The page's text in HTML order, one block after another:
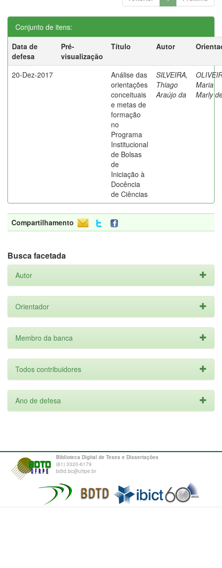
Conjunto de itens:
Data de
defesa
Pré-
visualização
Título Autor
20-Dez-2017
Análise das
orientações
conceituais
e metas de
formação
no
Programa
Institucional
de Bolsas
de
Iniciação à
Docência
de Ciências
SILVEIRA,
Thiago
Araújo da
Maria
Marly
Compartilhamento
Busca facetada
Autor
Orientador
Membro da banca
Todos contribuidores
Ano de defesa
Biblioteca Digital de Teses e Dissertações
(81) 3320-6179
bdtd.bc@ufrpe.br